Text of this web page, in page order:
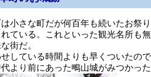
小さな町だが何百年も続いたお祭
ている。これといった観光名所も
街だ。
している時間よりも早くついたの
より前にあった鴫山城がみつかっ